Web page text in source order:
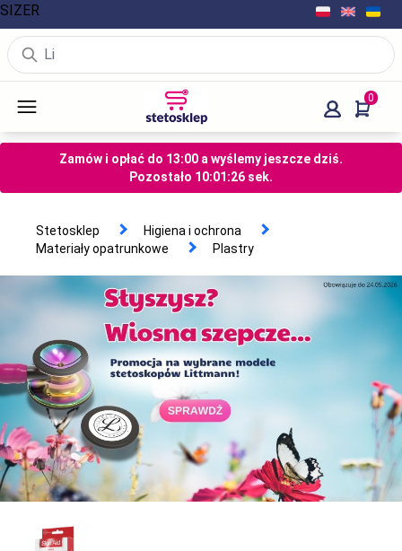
0
Zamów i opłać do 13:00 a wyślemy jeszcze dziś.
Pozostało 10:01:26 sek.
Stetosklep
Higiena i ochrona
Materiały opatrunkowe
Plastry
SIZER